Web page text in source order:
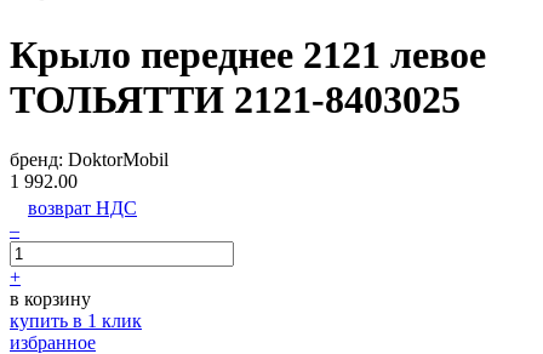
Крыло переднее 2121 левое
ТОЛЬЯТТИ 2121-8403025
бренд: DoktorMobil
1 992.00
возврат НДС
–
+
в корзину
купить в 1 клик
избранное